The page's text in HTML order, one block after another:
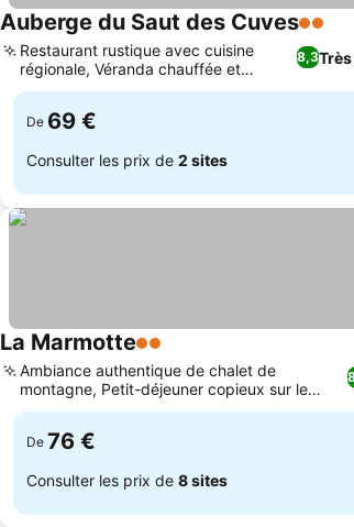
Auberge du Saut des Cuves2
8,3
Restaurant rustique avec cuisine
régionale, Véranda chauffée et
terrasse d'été
De 69 €
Consulter les prix de 2 sites
La Marmotte2 Étoiles
Ambiance authentique de chalet de
montagne, Petit-déjeuner copieux sur le
thème de la montagne
De 76 €
Consulter les prix de 8 sites